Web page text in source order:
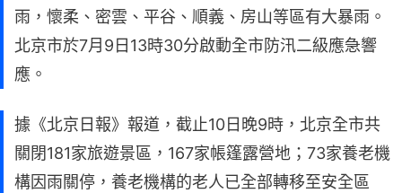
雨，懷柔、密雲、平谷、順義、房山等區有大暴雨。
北京市於7月9日13時30分啟動全市防汛二級應急響
應。
據《北京日報》報道，截止10日晚9時，北京全市共
關閉181家旅遊景區，167家帳篷露營地；73家養老機
構因雨關停，養老機構的老人已全部轉移至安全區